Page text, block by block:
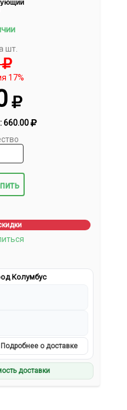
шт.
17%
660.00
Колумбус
Подробнее о доставке
доставки